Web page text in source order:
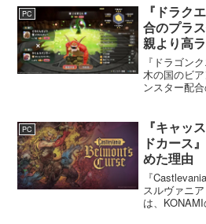
作と変わる
った一面が
PC
『ドラク
合のプラ
親より高
ることも
『ドラゴン
木の国のビ
ンスター配
される。配
が高くなる
ンクエスト
PC
『キャッ
ドカース
めた理由
ンのつら
『
スルヴァニ
は、
が、レベル